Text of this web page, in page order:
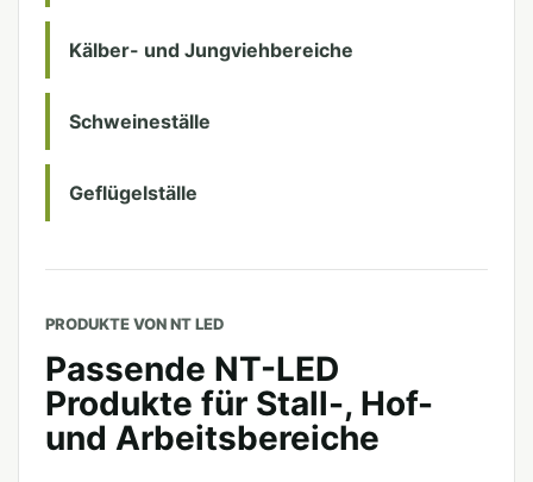
Kälber- und Jungviehbereiche
Schweineställe
Geflügelställe
PRODUKTE VON NT LED
Passende NT-LED
Produkte für Stall-, Hof-
und Arbeitsbereiche